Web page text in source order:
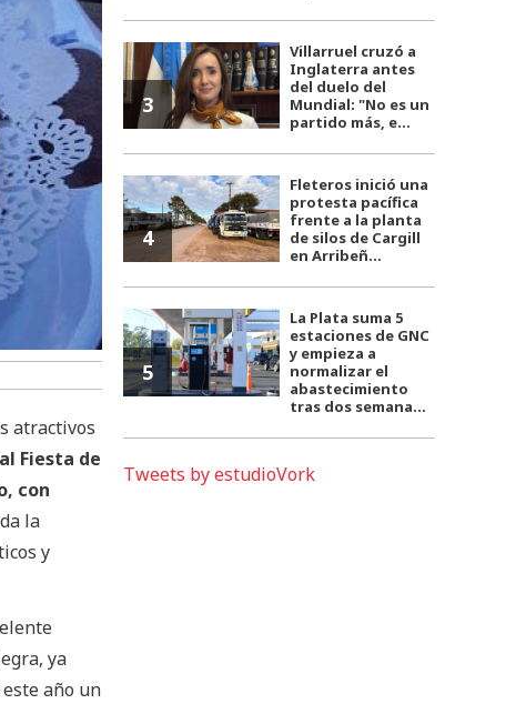
atractivos
Fiesta de
con
la
y
ya
año un
3
Villarruel cruzó a
Inglaterra antes
del duelo del
Mundial: "No es un
partido más, e...
4
Fleteros inició una
protesta pacífica
frente a la planta
de silos de Cargill
en Arribeñ...
5
La Plata suma 5
estaciones de GNC
y empieza a
normalizar el
abastecimiento
tras dos semana...
Tweets by estudioVork